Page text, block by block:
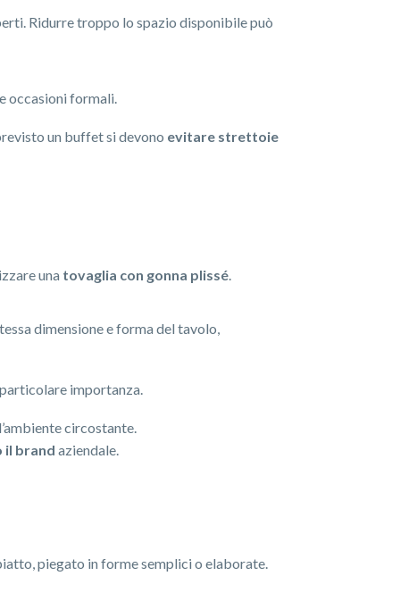
Ridurre troppo lo spazio disponibile può
occasioni formali.
un buffet si devono evitare strettoie
una tovaglia con gonna plissé.
dimensione e forma del tavolo,
importanza.
circostante.
il brand aziendale.
piegato in forme semplici o elaborate.